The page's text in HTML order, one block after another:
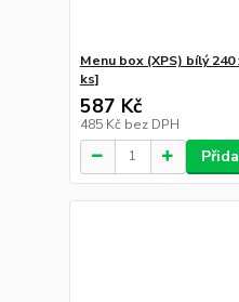
Menu box (XPS) bílý
ks]
587 Kč
485 Kč bez DPH